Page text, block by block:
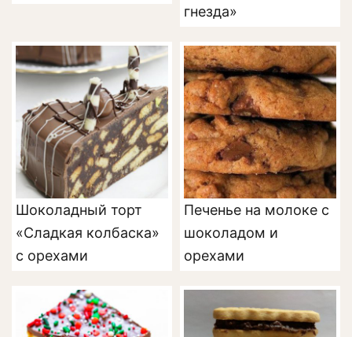
гнезда»
Шоколадный торт
«Сладкая колбаска»
с орехами
Печенье на молоке с
шоколадом и
орехами